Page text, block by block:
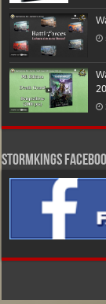
Stormkings